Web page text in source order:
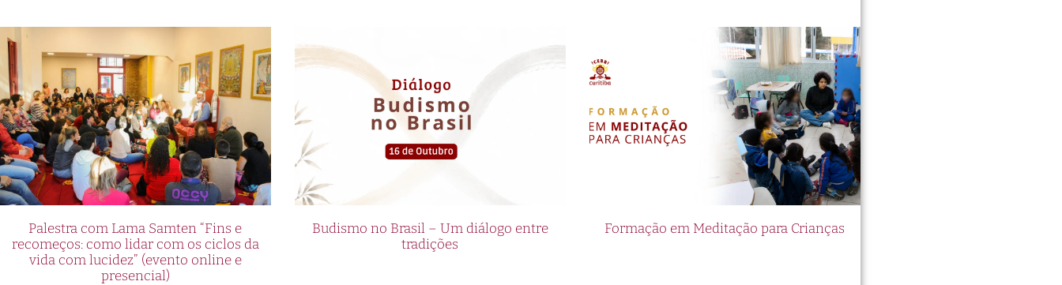
Palestra com Lama Samten “Fins e
recomeços: como lidar com os ciclos da
vida com lucidez” (evento online e
presencial)
Budismo no Brasil – Um diálogo entre
tradições
Formação em Meditação para Crianças